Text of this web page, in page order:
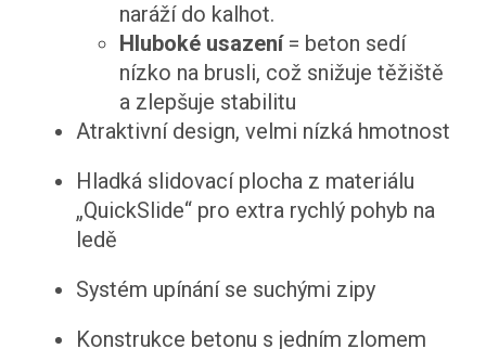
naráží do kalhot.
Hluboké usazení= beton sedí
nízko na brusli, což snižuje těžiště
a zlepšuje stabilitu
Atraktivní design, velmi nízká hmotnost
Hladká slidovací plocha z materiálu
„QuickSlide“ pro extra rychlý pohyb na
ledě
Systém upínání se suchými zipy
Konstrukce betonu s jedním zlomem